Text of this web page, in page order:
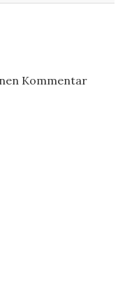
Kommentar